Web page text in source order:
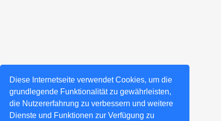
Diese Internetseite verwendet Cookies, um die
grundlegende Funktionalität zu gewährleisten,
die Nutzererfahrung zu verbessern und weitere
Dienste und Funktionen zur Verfügung zu